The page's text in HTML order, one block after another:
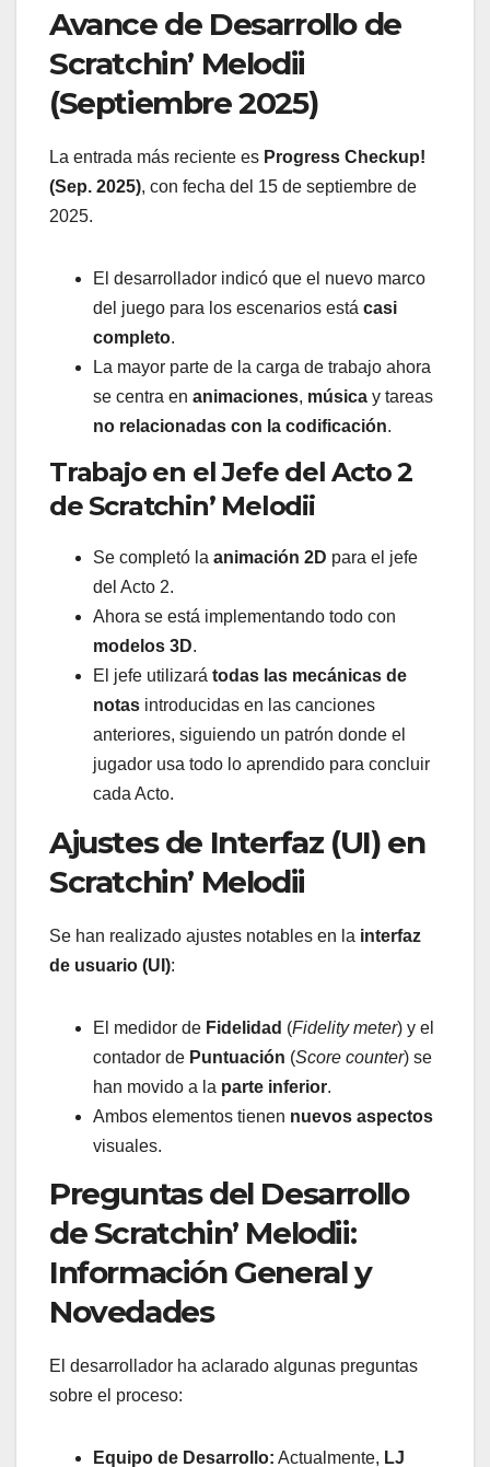
Avance de Desarrollo de
Scratchin’ Melodii
(Septiembre 2025)
La entrada más reciente es Progress Checkup!
(Sep. 2025), con fecha del 15 de septiembre de
2025.
El desarrollador indicó que el nuevo marco
del juego para los escenarios está casi
completo.
La mayor parte de la carga de trabajo ahora
se centra en animaciones, música y tareas
no relacionadas con la codificación.
Trabajo en el Jefe del Acto 2
de Scratchin’ Melodii
Se completó la animación 2D para el jefe
del Acto 2.
Ahora se está implementando todo con
modelos 3D.
El jefe utilizará todas las mecánicas de
notas introducidas en las canciones
anteriores, siguiendo un patrón donde el
jugador usa todo lo aprendido para concluir
cada Acto.
Ajustes de Interfaz (UI) en
Scratchin’ Melodii
Se han realizado ajustes notables en la interfaz
de usuario (UI):
El medidor de Fidelidad (Fidelity meter) y el
contador de Puntuación (Score counter) se
han movido a la parte inferior.
Ambos elementos tienen nuevos aspectos
visuales.
Preguntas del Desarrollo
de Scratchin’ Melodii:
Información General y
Novedades
El desarrollador ha aclarado algunas preguntas
sobre el proceso:
Equipo de Desarrollo: Actualmente, LJ